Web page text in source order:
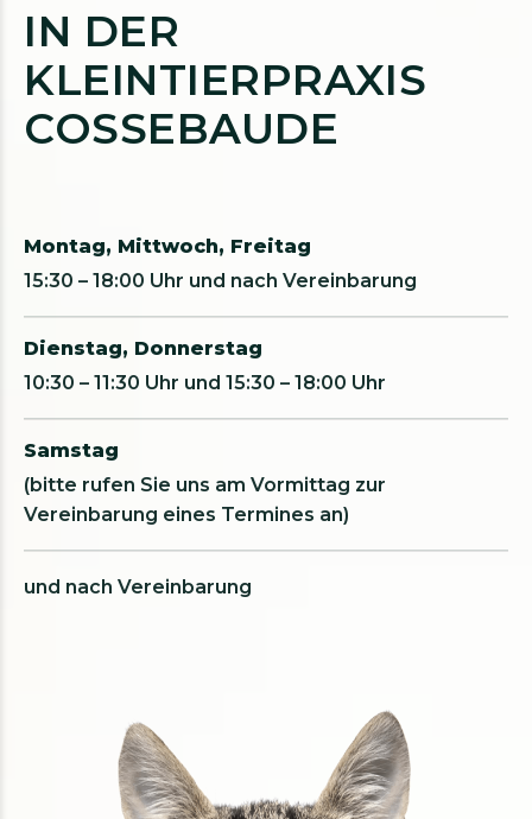
IN DER
KLEINTIERPRAXIS
COSSEBAUDE
Montag, Mittwoch, Freitag
15:30 – 18:00 Uhr und nach Vereinbarung
Dienstag, Donnerstag
10:30 – 11:30 Uhr und 15:30 – 18:00 Uhr
Samstag
(bitte rufen Sie uns am Vormittag zur
Vereinbarung eines Termines an)
und nach Vereinbarung